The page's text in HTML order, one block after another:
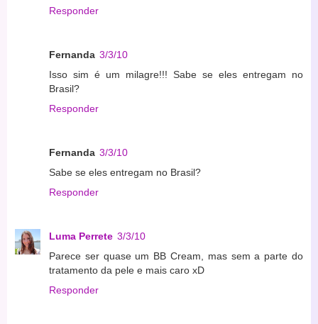
Responder
Fernanda 3/3/10
Isso sim é um milagre!!! Sabe se eles entregam no
Brasil?
Responder
Fernanda 3/3/10
Sabe se eles entregam no Brasil?
Responder
Luma Perrete 3/3/10
Parece ser quase um BB Cream, mas sem a parte do
tratamento da pele e mais caro xD
Responder